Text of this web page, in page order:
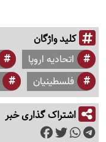
کلید واژگان
اتحادیه اروپا
فلسطینیان
اشتراک گذاری خبر